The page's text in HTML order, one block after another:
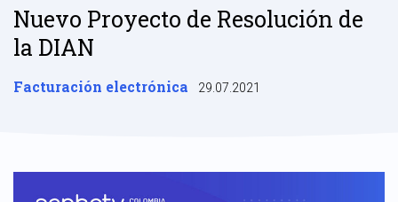
Nuevo Proyecto de Resolución de
la DIAN
Facturación electrónica 29.07.2021